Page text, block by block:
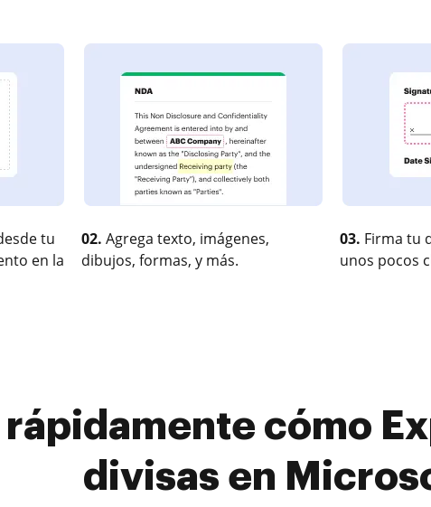
tu
en la
02. Agrega texto, imágenes,
dibujos, formas, y más.
03. Firma tu
unos pocos
cómo
divisas en